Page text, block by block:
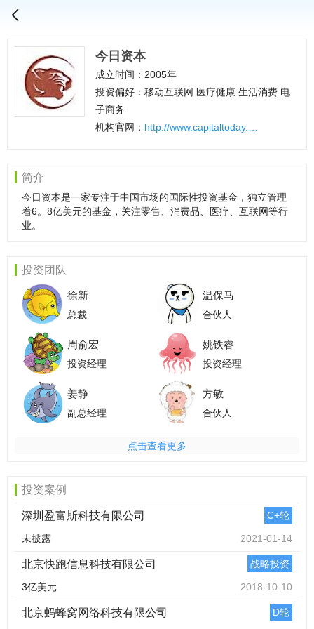
今日资本
成立时间：2005年
投资偏好：移动互联网 医疗健康 生活消费 电
子商务
机构官网：
简介
今日资本是一家专注于中国市场的国际性投资基金，独立管理
着6。8亿美元的基金，关注零售、消费品、医疗、互联网等行
业。
投资团队
徐新
总裁
温保马
合伙人
周俞宏
投资经理
姚铁睿
投资经理
姜静
副总经理
方敏
合伙人
点击查看更多
投资案例
深圳盈富斯科技有限公司 C+轮
2021-01-14
未披露
北京快跑信息科技有限公司 战略投资
2018-10-10
3亿美元
北京蚂蜂窝网络科技有限公司 D轮